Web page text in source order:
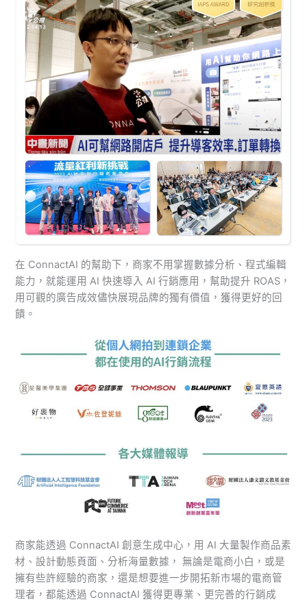
在 ConnactAI 的幫助下，商家不用掌握數據分析、程式編輯
能力，就能運用 AI 快速導入 AI 行銷應用，幫助提升 ROAS，
用可觀的廣告成效儘快展現品牌的獨有價值，獲得更好的回
饋。
商家能透過 ConnactAI 創意生成中心，用 AI 大量製作商品素
材、設計動態頁面、分析海量數據， 無論是電商小白，或是
擁有些許經驗的商家，還是想要進一步開拓新市場的電商管
理者，都能透過 ConnactAI 獲得更專業、更完善的行銷成